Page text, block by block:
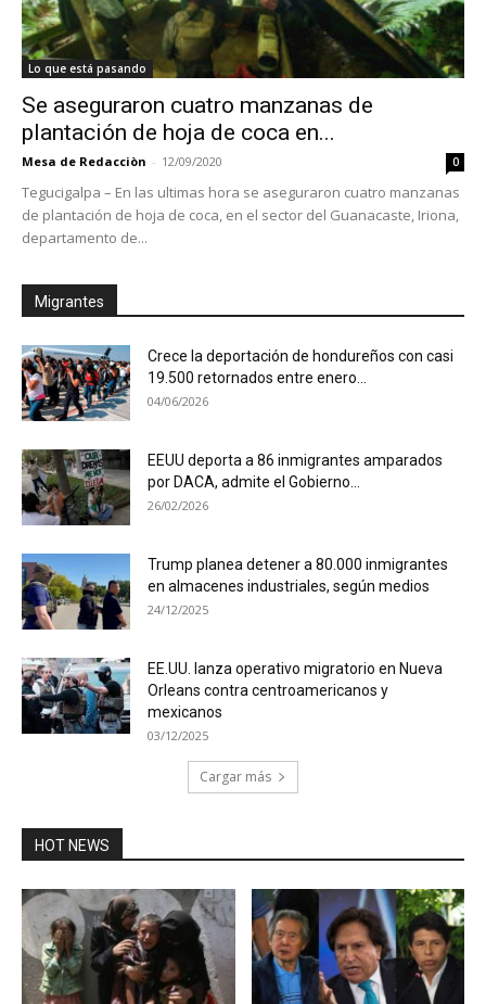
Lo que está pasando
Se aseguraron cuatro manzanas de
plantación de hoja de coca en...
Mesa de Redacciòn - 12/09/2020 0
Tegucigalpa – En las ultimas hora se aseguraron cuatro manzanas
de plantación de hoja de coca, en el sector del Guanacaste, Iriona,
departamento de...
Migrantes
Crece la deportación de hondureños con casi
19.500 retornados entre enero...
04/06/2026
EEUU deporta a 86 inmigrantes amparados
por DACA, admite el Gobierno...
26/02/2026
Trump planea detener a 80.000 inmigrantes
en almacenes industriales, según medios
24/12/2025
EE.UU. lanza operativo migratorio en Nueva
Orleans contra centroamericanos y
mexicanos
03/12/2025
Cargar más
HOT NEWS